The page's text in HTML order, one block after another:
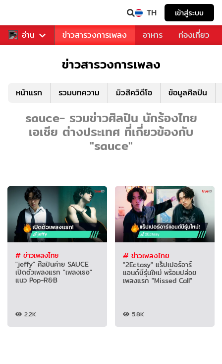
TH เข้าสู่ระบบ
อ่าน
ข่าวบันเทิง ข่าวสารวงการเพลง อาหาร ท่องเที่ยว
ข่าวสารวงการเพลง
หน้าแรก รวมบทความ มิวสิควิดีโอ ข้อมูลศิลปิน
sauce- รวมข่าวศิลปิน นักร้องไทย
เอเชีย ต่างประเทศ ที่เกี่ยวข้องกับ
"sauce"
# ข่าวเพลงไทย
"jeffy" ศิลปินค่าย SAUCE
เปิดตัวเพลงแรก "เพลงเธอ"
แนว Pop-R&B
2.2K
# ข่าวเพลงไทย
"2Ectasy" แร็ปเปอร์อาร์
แอนด์บีรุ่นใหม่ พร้อมปล่อย
เพลงแรก "Missed Call"
5.8K